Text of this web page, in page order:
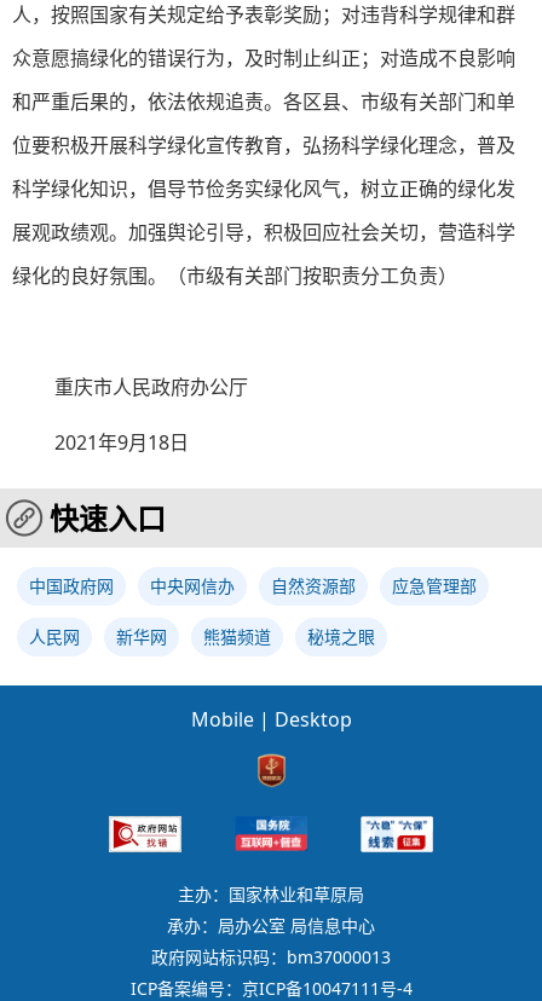
人，按照国家有关规定给予表彰奖励；对违背科学规律和群
众意愿搞绿化的错误行为，及时制止纠正；对造成不良影响
和严重后果的，依法依规追责。各区县、市级有关部门和单
位要积极开展科学绿化宣传教育，弘扬科学绿化理念，普及
科学绿化知识，倡导节俭务实绿化风气，树立正确的绿化发
展观政绩观。加强舆论引导，积极回应社会关切，营造科学
绿化的良好氛围。（市级有关部门按职责分工负责）
重庆市人民政府办公厅
2021年9月18日
快速入口
中国政府网 中央网信办 自然资源部 应急管理部
人民网 新华网 熊猫频道 秘境之眼
Mobile | Desktop
主办：国家林业和草原局
承办：局办公室 局信息中心
政府网站标识码：bm37000013
ICP备案编号：京ICP备10047111号-4